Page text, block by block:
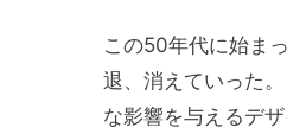
この50年代に始ま
退、消えていった
な影響を与えるデ